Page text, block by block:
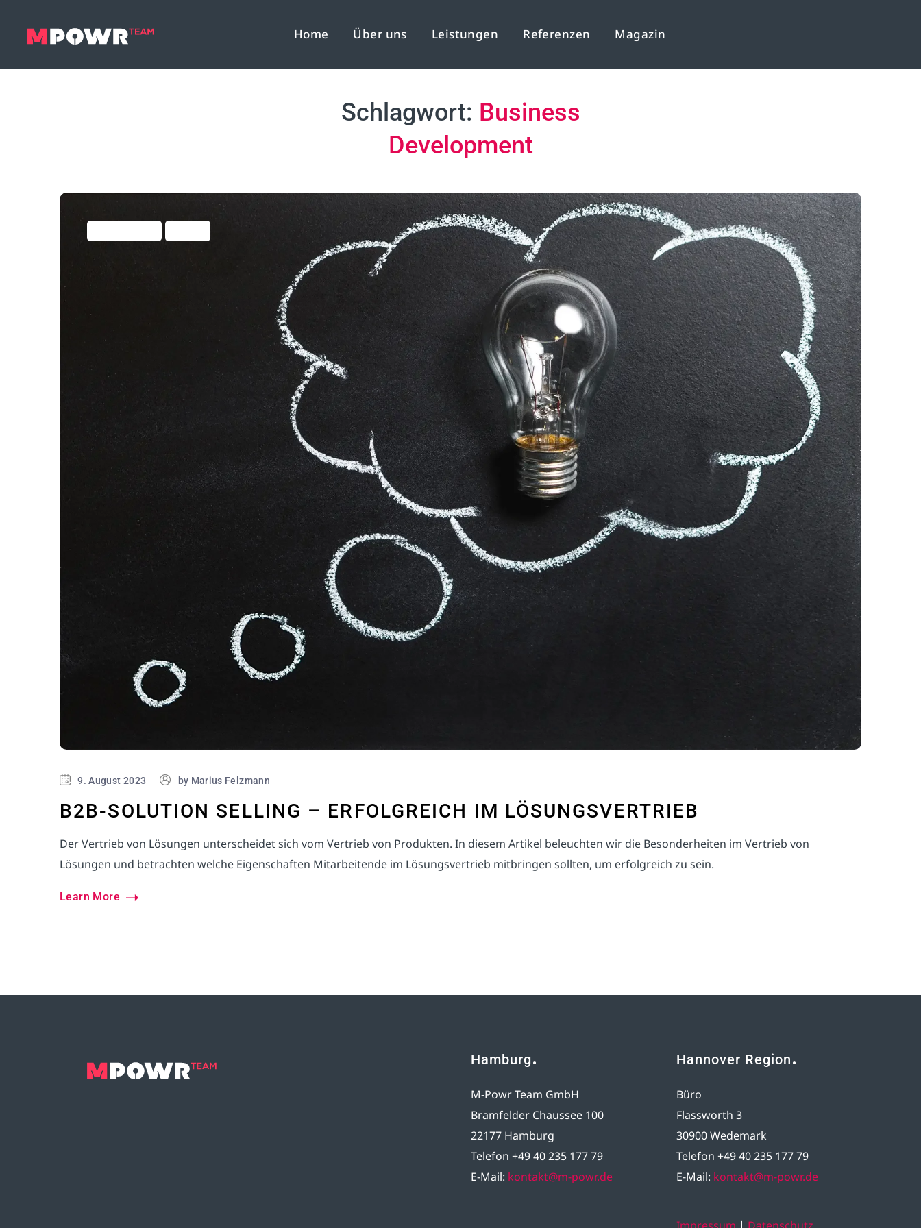
Home Über uns Leistungen Referenzen Magazin
Schlagwort: Business
Development
9. August 2023 by Marius Felzmann
B2B-SOLUTION SELLING – ERFOLGREICH IM LÖSUNGSVERTRIEB
Der Vertrieb von Lösungen unterscheidet sich vom Vertrieb von Produkten. In diesem Artikel beleuchten wir die Besonderheiten im Vertrieb von
Lösungen und betrachten welche Eigenschaften Mitarbeitende im Lösungsvertrieb mitbringen sollten, um erfolgreich zu sein.
Learn More
Hamburg
M-Powr Team GmbH
Bramfelder Chaussee 100
22177 Hamburg
Telefon +49 40 235 177 79
E-Mail: kontakt@m-powr.de
Hannover Region
Büro
Flassworth 3
30900 Wedemark
Telefon +49 40 235 177 79
E-Mail: kontakt@m-powr.de